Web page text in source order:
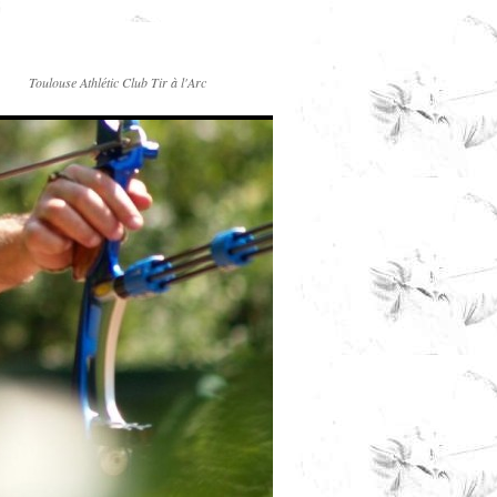
Toulouse Athlétic Club Tir à l'Arc